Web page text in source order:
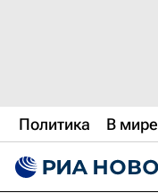
Политика В мире